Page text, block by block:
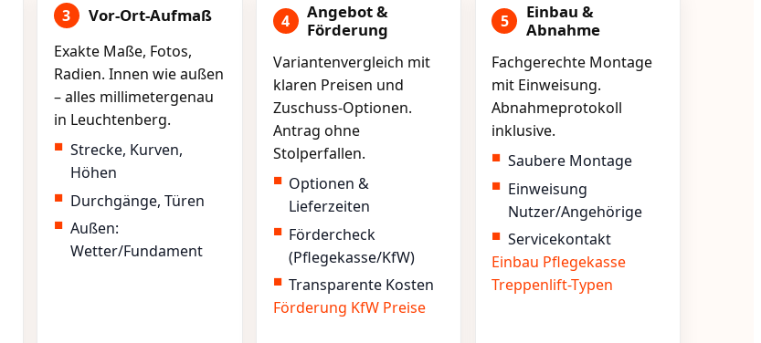
3 Vor-Ort-Aufmaß
Exakte Maße, Fotos,
Radien. Innen wie außen
– alles millimetergenau
in Leuchtenberg.
Strecke, Kurven,
Höhen
Durchgänge, Türen
Außen:
Wetter/Fundament
4
Angebot &
Förderung
Variantenvergleich mit
klaren Preisen und
Zuschuss-Optionen.
Antrag ohne
Stolperfallen.
Optionen &
Lieferzeiten
Fördercheck
(Pflegekasse/KfW)
Transparente Kosten
Förderung KfW Preise
5
Einbau &
Abnahme
Fachgerechte Montage
mit Einweisung.
Abnahmeprotokoll
inklusive.
Saubere Montage
Einweisung
Nutzer/Angehörige
Servicekontakt
Einbau Pflegekasse
Treppenlift-Typen